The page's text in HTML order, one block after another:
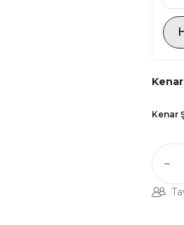
Kenar